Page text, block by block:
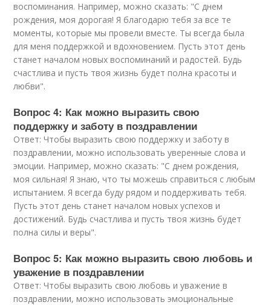
воспоминания. Например, можно сказать: "С днем
рождения, моя дорогая! Я благодарю тебя за все те
моменты, которые мы провели вместе. Ты всегда была
для меня поддержкой и вдохновением. Пусть этот день
станет началом новых воспоминаний и радостей. Будь
счастлива и пусть твоя жизнь будет полна красоты и
любви".
Вопрос 4: Как можно выразить свою
поддержку и заботу в поздравлении
Ответ: Чтобы выразить свою поддержку и заботу в
поздравлении, можно использовать уверенные слова и
эмоции. Например, можно сказать: "С днем рождения,
моя сильная! Я знаю, что ты можешь справиться с любым
испытанием. Я всегда буду рядом и поддерживать тебя.
Пусть этот день станет началом новых успехов и
достижений. Будь счастлива и пусть твоя жизнь будет
полна силы и веры".
Вопрос 5: Как можно выразить свою любовь и
уважение в поздравлении
Ответ: Чтобы выразить свою любовь и уважение в
поздравлении, можно использовать эмоциональные